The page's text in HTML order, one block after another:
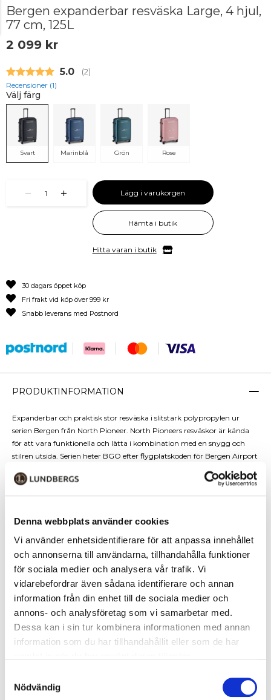
Denna webbplats använder cookies
Vi använder enhetsidentifierare för att anpassa innehållet
och annonserna till användarna, tillhandahålla funktioner
för sociala medier och analysera vår trafik. Vi
vidarebefordrar även sådana identifierare och annan
information från din enhet till de sociala medier och
annons- och analysföretag som vi samarbetar med.
Dessa kan i sin tur kombinera informationen med annan
information som du har tillhandahållit eller som de har
Nödvändig
Bergen expanderbar resväska Large, 4 hjul,
77 cm, 125L
2 099 kr
Snittbetyg:
5.0 (röster:
2)
Recensioner (1)
Välj färg
Svart Marinblå Grön Rose
1 Lägg i varukorgen
Hämta i butik
Hitta varan i butik
30 dagars öppet köp
Fri frakt vid köp över 999 kr
Snabb leverans med Postnord
PRODUKTINFORMATION
Expanderbar och praktisk stor resväska i slitstark polypropylen ur
serien Bergen från North Pioneer. North Pioneers resväskor är kända
för att vara funktionella och lätta i kombination med en snygg och
stilren utsida. Serien heter BGO efter flygplatskoden för Bergen Airport
och alla tre storlekar i serien är expanderbara. Med sin nya typ av
stötdämpande hjulupphängning rullar väskan tyst och med minskade
vibrationer i handtaget.
Den räfflade ytan förstärker väskan mot stötar som kan uppstå under
Inuti har den praktiska blixtlåsfickor och ett elastiskt kryssband som
håller kläderna på plats.
Specifikationer
• TSA-kodlås
• 5 års garanti mot fabrikationsfel